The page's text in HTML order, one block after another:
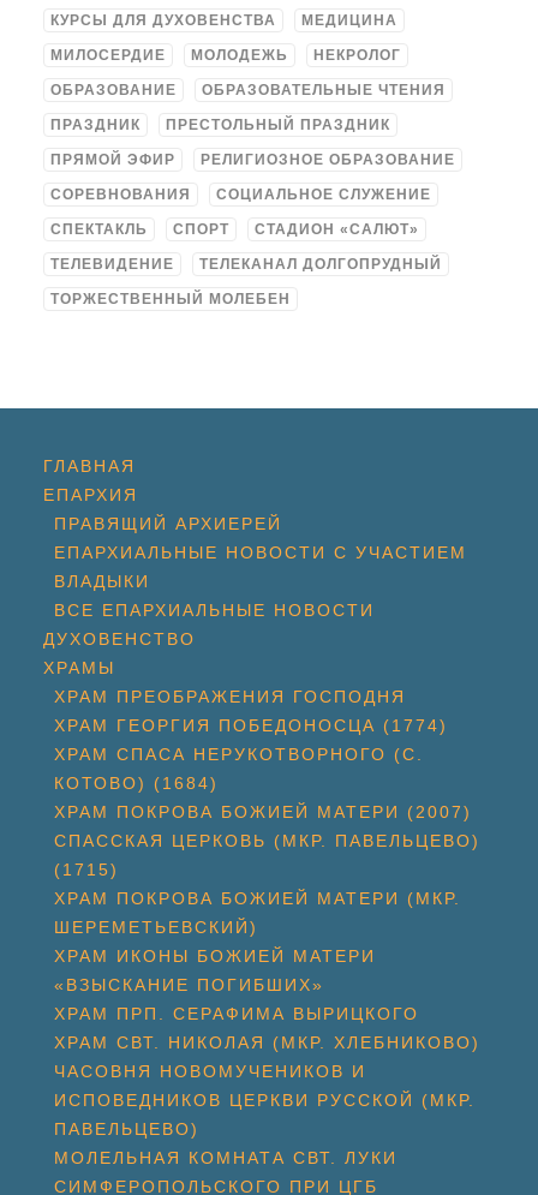
КУРСЫ ДЛЯ ДУХОВЕНСТВА МЕДИЦИНА
МИЛОСЕРДИЕ МОЛОДЕЖЬ НЕКРОЛОГ
ОБРАЗОВАНИЕ ОБРАЗОВАТЕЛЬНЫЕ ЧТЕНИЯ
ПРАЗДНИК ПРЕСТОЛЬНЫЙ ПРАЗДНИК
ПРЯМОЙ ЭФИР РЕЛИГИОЗНОЕ ОБРАЗОВАНИЕ
СОРЕВНОВАНИЯ СОЦИАЛЬНОЕ СЛУЖЕНИЕ
СПЕКТАКЛЬ СПОРТ СТАДИОН «САЛЮТ»
ТЕЛЕВИДЕНИЕ ТЕЛЕКАНАЛ ДОЛГОПРУДНЫЙ
ТОРЖЕСТВЕННЫЙ МОЛЕБЕН
ГЛАВНАЯ
ЕПАРХИЯ
ПРАВЯЩИЙ АРХИЕРЕЙ
ЕПАРХИАЛЬНЫЕ НОВОСТИ С УЧАСТИЕМ
ВЛАДЫКИ
ВСЕ ЕПАРХИАЛЬНЫЕ НОВОСТИ
ДУХОВЕНСТВО
ХРАМЫ
ХРАМ ПРЕОБРАЖЕНИЯ ГОСПОДНЯ
ХРАМ ГЕОРГИЯ ПОБЕДОНОСЦА (1774)
ХРАМ СПАСА НЕРУКОТВОРНОГО (С.
КОТОВО) (1684)
ХРАМ ПОКРОВА БОЖИЕЙ МАТЕРИ (2007)
СПАССКАЯ ЦЕРКОВЬ (МКР. ПАВЕЛЬЦЕВО)
(1715)
ХРАМ ПОКРОВА БОЖИЕЙ МАТЕРИ (МКР.
ШЕРЕМЕТЬЕВСКИЙ)
ХРАМ ИКОНЫ БОЖИЕЙ МАТЕРИ
«ВЗЫСКАНИЕ ПОГИБШИХ»
ХРАМ ПРП. СЕРАФИМА ВЫРИЦКОГО
ХРАМ СВТ. НИКОЛАЯ (МКР. ХЛЕБНИКОВО)
ЧАСОВНЯ НОВОМУЧЕНИКОВ И
ИСПОВЕДНИКОВ ЦЕРКВИ РУССКОЙ (МКР.
ПАВЕЛЬЦЕВО)
МОЛЕЛЬНАЯ КОМНАТА СВТ. ЛУКИ
СИМФЕРОПОЛЬСКОГО ПРИ ЦГБ